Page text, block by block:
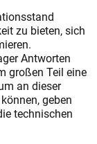
zu bieten, sich
Antworten
großen Teil eine
an dieser
geben
technischen